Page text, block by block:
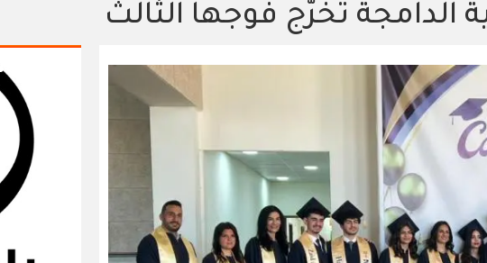
الدامجة تُخَرّج فوجها الثالث